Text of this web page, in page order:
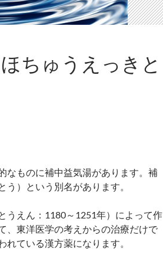
ちゅうえっきと
なものに補中益気湯があります。補
）という別名があります。
うえん：1180～1251年）によって作
、東洋医学の考えからの治療だけで
ている漢方薬になります。